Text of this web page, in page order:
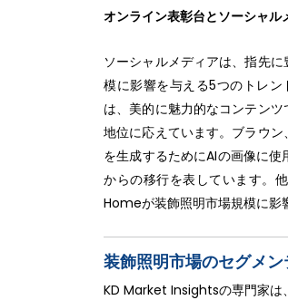
オンライン表彰台とソーシャル
ソーシャルメディアは、指先
模に影響を与える5つのトレン
は、美的に魅力的なコンテン
地位に応えています。ブラウ
を生成するためにAIの画像に
からの移行を表しています。
Homeが装飾照明市場規模に影
装飾照明市場のセグメ
KD Market Insightsの専門家は